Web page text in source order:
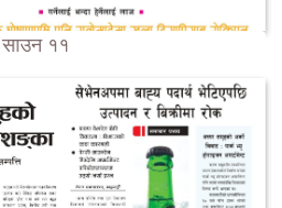
साउन ११